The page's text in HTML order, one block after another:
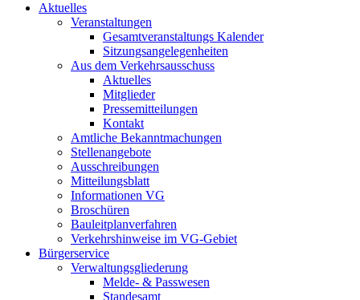
Aktuelles
Veranstaltungen
Gesamtveranstaltungs Kalender
Sitzungsangelegenheiten
Aus dem Verkehrsausschuss
Aktuelles
Mitglieder
Pressemitteilungen
Kontakt
Amtliche Bekanntmachungen
Stellenangebote
Ausschreibungen
Mitteilungsblatt
Informationen VG
Broschüren
Bauleitplanverfahren
Verkehrshinweise im VG-Gebiet
Bürgerservice
Verwaltungsgliederung
Melde- & Passwesen
Standesamt